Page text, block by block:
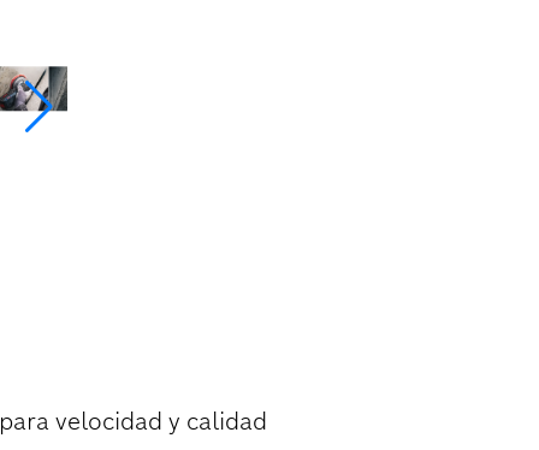
velocidad y calidad